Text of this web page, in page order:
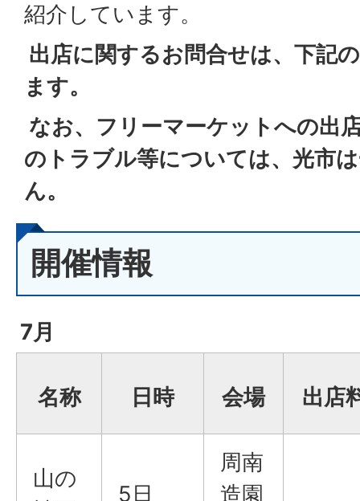
紹介しています。
出店に関するお問合せは、下記
ます。
なお、フリーマーケットへの出
のトラブル等については、光市
ん。
開催情報
7月
名称 日時 会場 出店
山の
5日
周南
造園